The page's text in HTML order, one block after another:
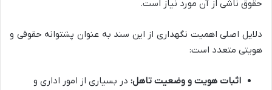
حقوق ناشی از آن مورد نیاز است.
دلایل اصلی اهمیت نگهداری از این سند به عنوان پشتوانه حقوقی و
هویتی متعدد است:
اثبات هویت و وضعیت تاهل: در بسیاری از امور اداری و